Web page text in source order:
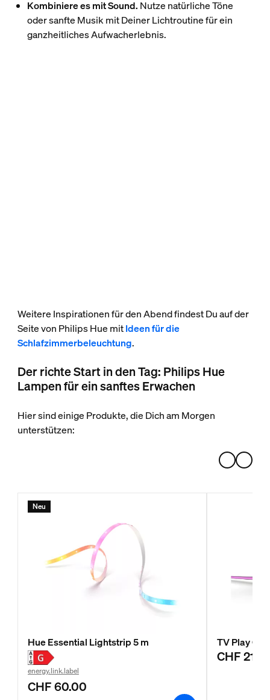
Kombiniere es mit Sound. Nutze natürliche Töne
oder sanfte Musik mit Deiner Lichtroutine für ein
ganzheitliches Aufwacherlebnis.
Weitere Inspirationen für den Abend findest Du auf der
Seite von Philips Hue mitIdeen für die
Schlafzimmerbeleuchtung.
Der richte Start in den Tag: Philips Hue
Lampen für ein sanftes Erwachen
Hier sind einige Produkte, die Dich am Morgen
unterstützen:
Neu
Hue Essential Lightstrip 5 m
energy.link.label
CHF 60.00
TV Play
CHF